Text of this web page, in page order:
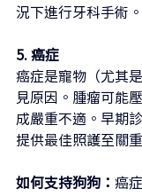
況下進行牙科手術。
5. 癌症
癌症是寵物（尤其
見原因。腫瘤可能
成嚴重不適。早期
提供最佳照護至關
如何支持狗狗： 癌